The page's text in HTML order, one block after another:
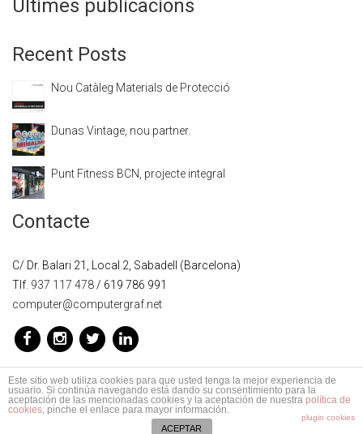
Últimes publicacions
Recent Posts
Nou Catàleg Materials de Protecció
Dunas Vintage, nou partner.
Punt Fitness BCN, projecte integral
Contacte
C/ Dr. Balari 21, Local 2, Sabadell (Barcelona)
Tlf. 937 117 478 / 619 786 991
computer@computergraf.net
ComputerGraf. ©Avis Legal-Politica de dades-
Este sitio web utiliza cookies para que usted tenga la mejor experiencia de
usuario. Si continúa navegando está dando su consentimiento para la
aceptación de las mencionadas cookies y la aceptación de nuestra política de
cookies, pinche el enlace para mayor información.
plugin cookies
ACEPTAR